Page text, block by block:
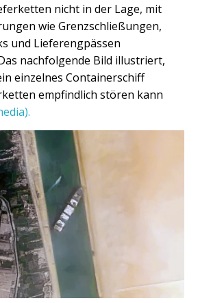
nicht in der Lage, mit
wie Grenzschließungen,
und Lieferengpässen
nachfolgende Bild illustriert,
einzelnes Containerschiff
empfindlich stören kann